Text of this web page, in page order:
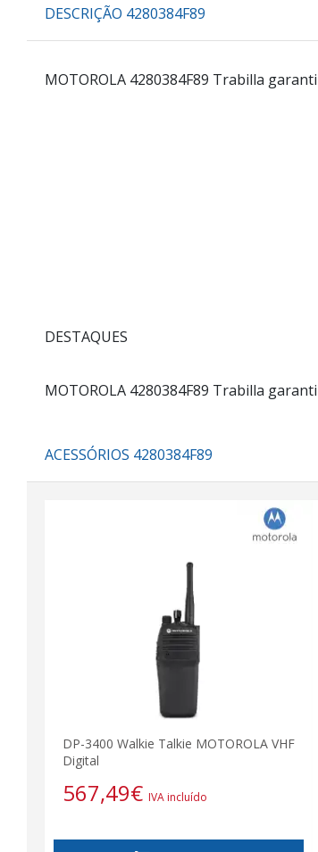
DESCRIÇÃO 4280384F89
MOTOROLA 4280384F89 Trabilla
DESTAQUES
MOTOROLA 4280384F89 Trabilla
ACESSÓRIOS 4280384F89
DP-3400 Walkie Talkie MOTOROLA VHF
Digital
567,49€ IVA incluído